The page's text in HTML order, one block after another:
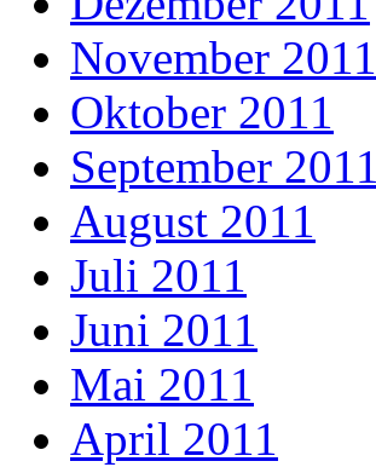
November 2011
Oktober 2011
September 2011
August 2011
Juli 2011
Juni 2011
Mai 2011
April 2011